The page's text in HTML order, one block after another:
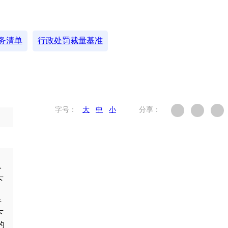
清单 行政处罚裁量基准
字号： 大 中 小 分享：